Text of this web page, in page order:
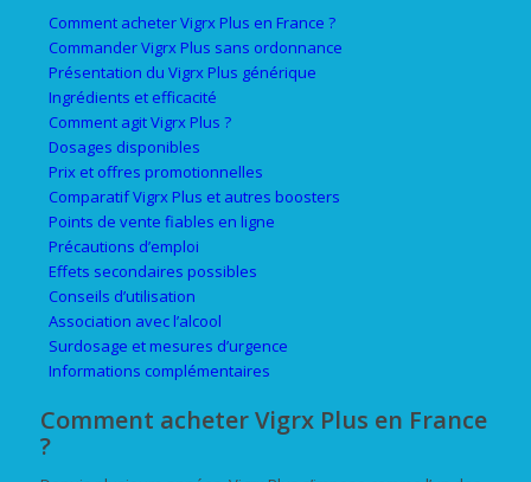
Comment acheter Vigrx Plus en France ?
Commander Vigrx Plus sans ordonnance
Présentation du Vigrx Plus générique
Ingrédients et efficacité
Comment agit Vigrx Plus ?
Dosages disponibles
Prix et offres promotionnelles
Comparatif Vigrx Plus et autres boosters
Points de vente fiables en ligne
Précautions d’emploi
Effets secondaires possibles
Conseils d’utilisation
Association avec l’alcool
Surdosage et mesures d’urgence
Informations complémentaires
Comment acheter Vigrx Plus en France
?